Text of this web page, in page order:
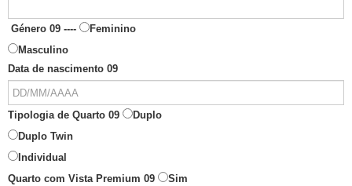
Género 09 ----
Feminino
Masculino
Data de nascimento 09
Tipologia de Quarto 09
Duplo
Duplo Twin
Individual
Quarto com Vista Premium 09
Sim